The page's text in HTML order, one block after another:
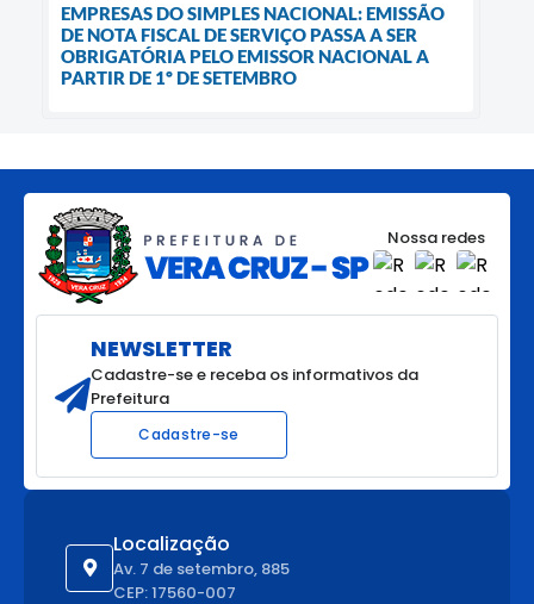
EMPRESAS DO SIMPLES NACIONAL: EMISSÃO
DE NOTA FISCAL DE SERVIÇO PASSA A SER
OBRIGATÓRIA PELO EMISSOR NACIONAL A
PARTIR DE 1º DE SETEMBRO
Localização
Av. 7 de setembro, 885
CEP: 17560-007
Nossa redes
NEWSLETTER
Cadastre-se e receba os informativos da
Prefeitura
Cadastre-se